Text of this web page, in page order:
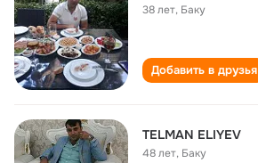
38 лет, Баку
Добавить в друзья
TELMAN ELIYEV
48 лет, Баку